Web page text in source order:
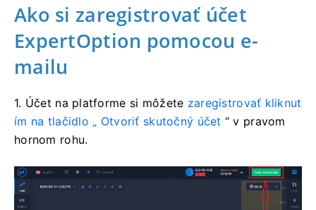
Ako si zaregistrovať účet
ExpertOption pomocou e-
mailu
1. Účet na platforme si môžete zaregistrovať kliknut
ím na tlačidlo „ Otvoriť skutočný účet “ v pravom
hornom rohu.